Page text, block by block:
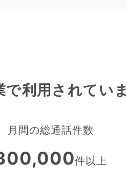
で利用されていま
月間の総通話件数
件以上